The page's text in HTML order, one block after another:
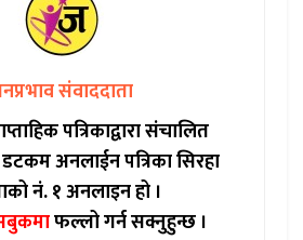
संवाददाता
पत्रिकाद्वारा संचालित
अनलाईन पत्रिका सिरहा
नं. १ अनलाइन हो ।
फल्लो गर्न सक्नुहुन्छ ।